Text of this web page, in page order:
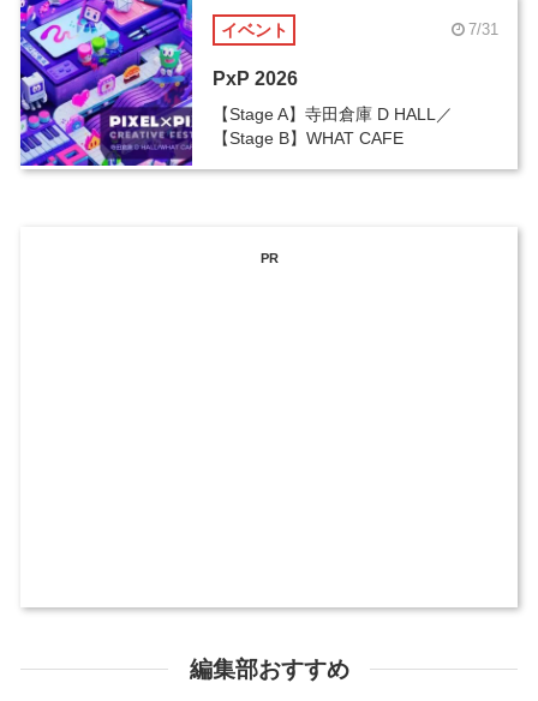
イベント 7/31
PxP 2026
【Stage A】寺田倉庫 D HALL／
【Stage B】WHAT CAFE
PR
編集部おすすめ